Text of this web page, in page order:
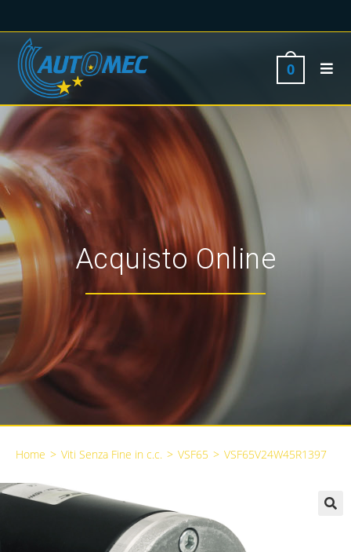
0
Acquisto Online
Home > Viti Senza Fine in c.c. > VSF65 > VSF65V24W45R1397